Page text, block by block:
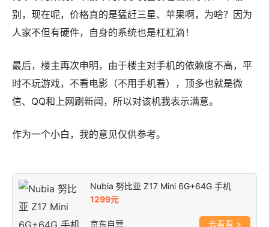
别，现在呢，价格真的是猛赶三星、苹果啊，为啥？因为
人家不但有硬件，自身的系统也是杠杠滴！
最后，楼主再次申明，由于楼主对手机的依赖度不高，平
时不玩游戏，不看电影（不用手机看），顶多也就是微
信、QQ和上网刷新闻，所以对该机我表示满意。
作为一个小白，我的意见仅供参考。
Nubia 努比亚 Z17 Mini 6G+64G 手机
1299元
京东自营 >